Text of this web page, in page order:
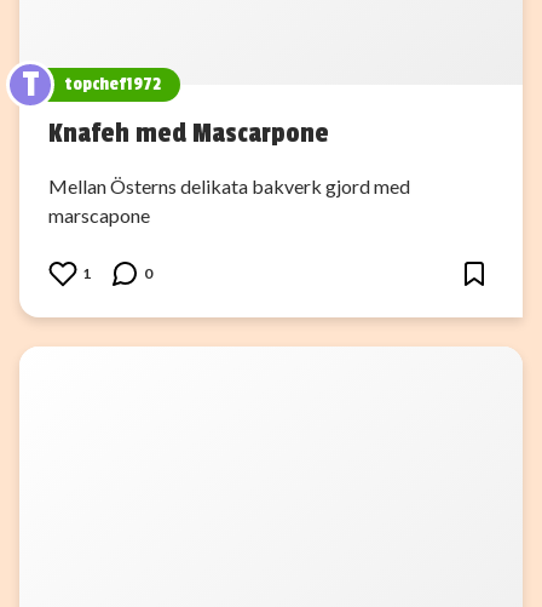
T topchef1972
Knafeh med Mascarpone
Mellan Österns delikata bakverk gjord med
marscapone
1 0